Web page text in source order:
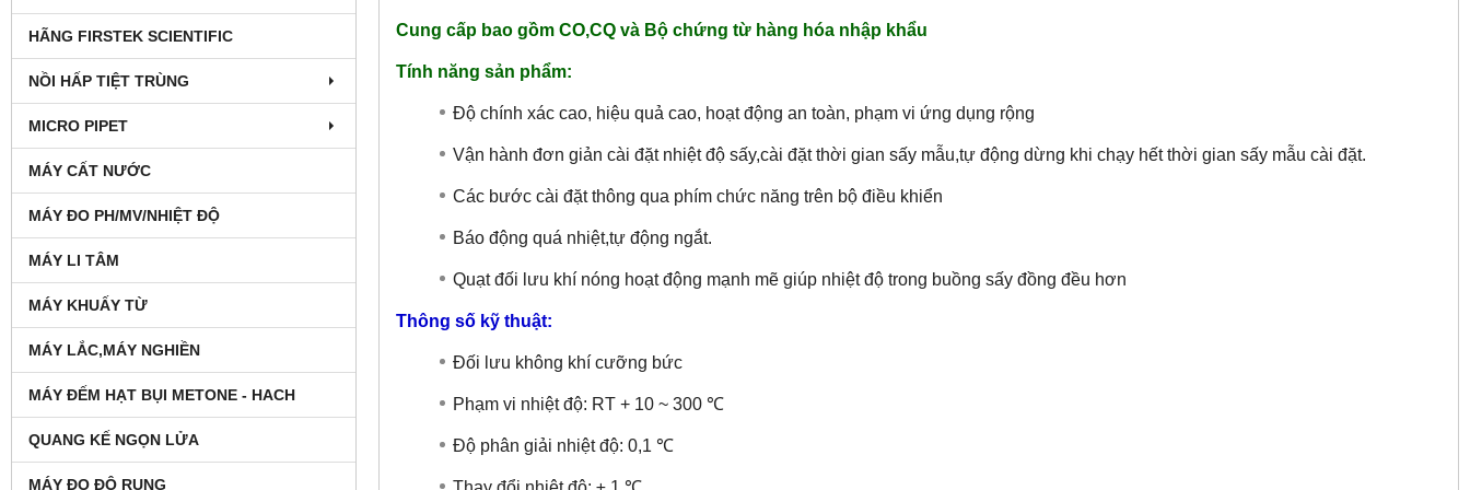
HÃNG FIRSTEK SCIENTIFIC
NỒI HẤP TIỆT TRÙNG
MICRO PIPET
MÁY CẤT NƯỚC
MÁY ĐO PH/MV/NHIỆT ĐỘ
MÁY LI TÂM
MÁY KHUẤY TỪ
MÁY LẮC,MÁY NGHIỀN
MÁY ĐẾM HẠT BỤI METONE - HACH
QUANG KẾ NGỌN LỬA
MÁY ĐO ĐỘ RUNG
Cung cấp bao gồm CO,CQ và Bộ chứng từ hàng hóa nhập khẩu
Tính năng sản phẩm:
Độ chính xác cao, hiệu quả cao, hoạt động an toàn, phạm vi ứng dụng rộng
Vận hành đơn giản cài đặt nhiệt độ sấy,cài đặt thời gian sấy mẫu,tự động dừng khi chạy hết thời gian sấy mẫu cài đặt.
Các bước cài đặt thông qua phím chức năng trên bộ điều khiển
Báo động quá nhiệt,tự động ngắt.
Quạt đối lưu khí nóng hoạt động mạnh mẽ giúp nhiệt độ trong buồng sấy đồng đều hơn
Thông số kỹ thuật:
Đối lưu không khí cưỡng bức
Phạm vi nhiệt độ: RT + 10 ~ 300 ℃
Độ phân giải nhiệt độ: 0,1 ℃